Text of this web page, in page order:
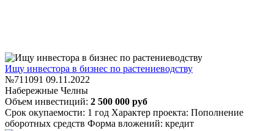
Ищу инвестора в бизнес по растениеводству
№711091 09.11.2022
Набережные Челны
Объем инвестиций: 2 500 000 руб
Срок окупаемости: 1 год Характер проекта: Пополнение
оборотных средств Форма вложений: кредит